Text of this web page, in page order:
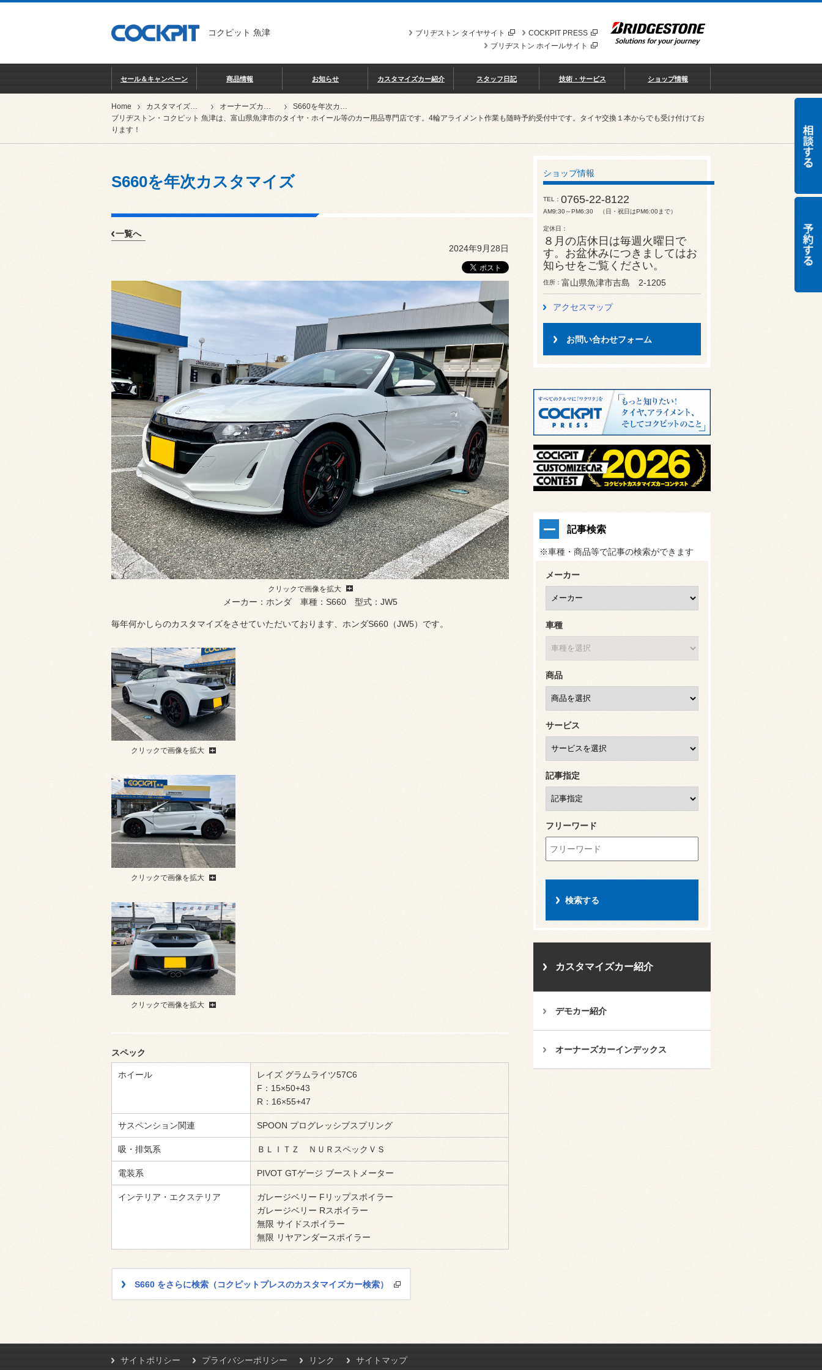
コクピット 魚津 COCKPIT PRESS
ブリヂストン タイヤサイト
ブリヂストン ホイールサイト
セール＆キャンペーン 商品情報 お知らせ カスタマイズカー紹介 スタッフ日記 技術・サービス ショップ情報
Home カスタマイズカー紹介 オーナーズカーインデックス
S660を年次カスタマイズ
ブリヂストン・コクピット 魚津は、富山県魚津市のタイヤ・ホイール等のカー用品専門店です。4輪アライメント作業も随時予約受付中です。タイヤ交換１本からでも受け付けてお
ります！
S660を年次カスタマイズ
一覧へ
2024年9月28日
クリックで画像を拡大
メーカー：ホンダ 車種：S660 型式：JW5
毎年何かしらのカスタマイズをさせていただいております、ホンダS660（JW5）です。
クリックで画像を拡大
クリックで画像を拡大
クリックで画像を拡大
スペック
ホイール
レイズ グラムライツ57C6
F：15×50+43
R：16×55+47
サスペンション関連 SPOON プログレッシブスプリング
吸・排気系 ＢＬＩＴＺ ＮＵＲスペックＶＳ
電装系 PIVOT GTゲージ ブーストメーター
インテリア・エクステリア
ガレージベリー Fリップスポイラー
ガレージベリー Rスポイラー
無限 サイドスポイラー
無限 リヤアンダースポイラー
S660 をさらに検索（コクピットプレスのカスタマイズカー検索）
ショップ情報
TEL 0765-22-8122
AM9:30～PM6:30 （日・祝日はPM6:00まで）
定休日
８月の店休日は毎週火曜日で
す。お盆休みにつきましてはお
知らせをご覧ください。
住所 富山県魚津市吉島 2-1205
アクセスマップ
お問い合わせフォーム
記事検索
※車種・商品等で記事の検索ができます
メーカー
車種
商品
サービス
記事指定
フリーワード
カスタマイズカー紹介
デモカー紹介
オーナーズカーインデックス
サイトポリシー プライバシーポリシー リンク サイトマップ